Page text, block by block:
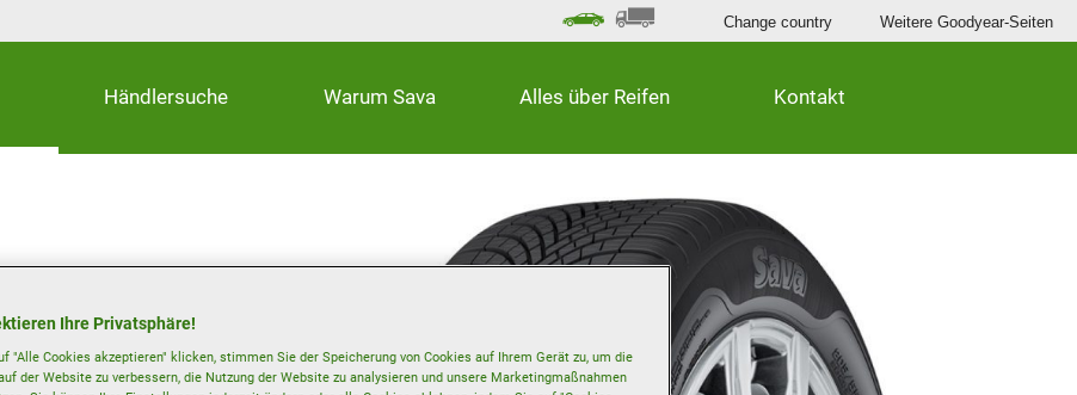
Händlersuche Warum Sava Alles über Reifen Kontakt
Change country Weitere Goodyear-Seiten
Kraftstoffverbrauch
Ihre Privatsphäre!
"Alle Cookies akzeptieren" klicken, stimmen Sie der Speicherung von Cookies auf Ihrem Gerät zu, um die
der Website zu verbessern, die Nutzung der Website zu analysieren und unsere Marketingmaßnahmen